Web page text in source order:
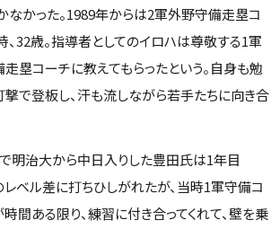
なかった。1989年からは2軍外野守備走塁コ
、32歳。指導者としてのイロハは尊敬する1軍
塁コーチに教えてもらったという。自身も勉
撃で登板し、汗も流しながら若手たちに向き合
明治大から中日入りした豊田氏は1年目
レベル差に打ちひしがれたが、当時1軍守備コ
間ある限り、練習に付き合ってくれて、壁を乗